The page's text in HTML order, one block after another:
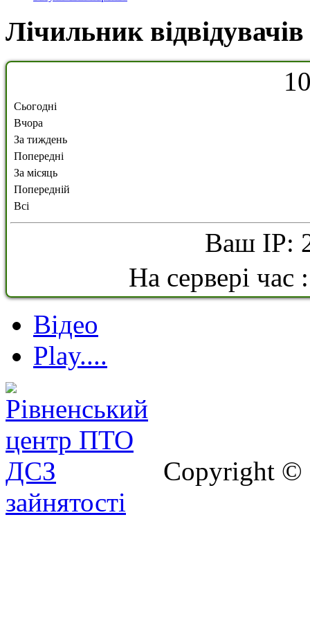
Лічильник відвідувачів
1
Сьогодні
Вчора
За тиждень
Попередні
За місяць
Попередній
Всі
Ваш IP:
На сервері
Відео
Play....
Copyright
зайнятості